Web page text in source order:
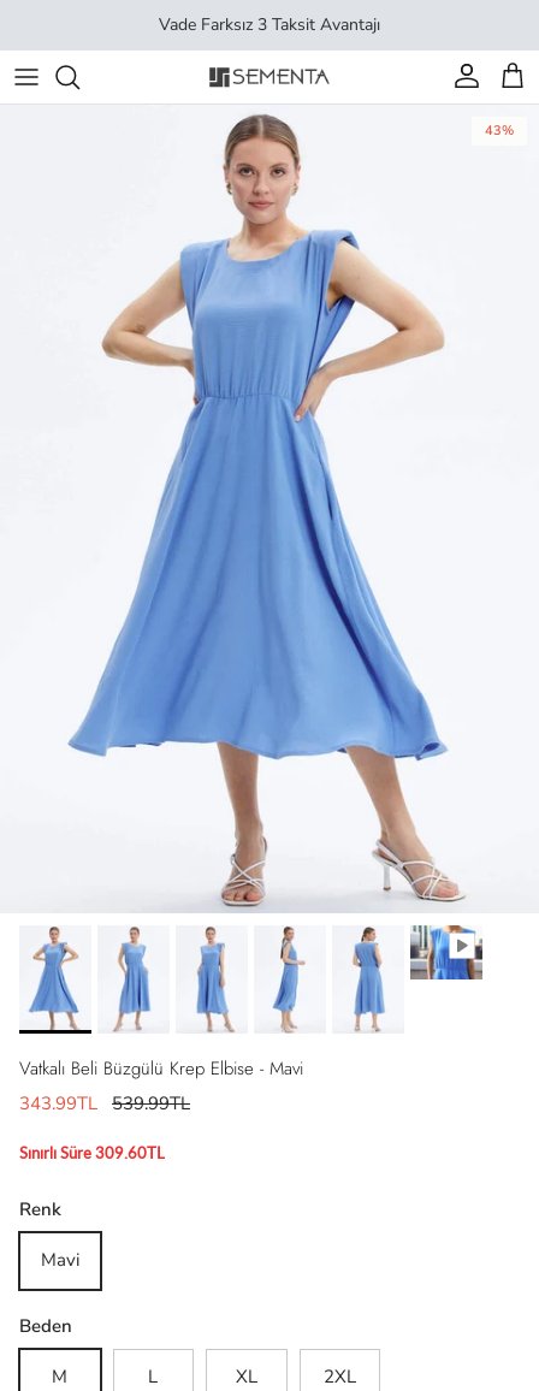
Vade Farksız 3 Taksit Avantajı
Hesap
43%
Vatkalı Beli Büzgülü Krep Elbise - Mavi
343.99TL 539.99TL
Sınırlı Süre 309.60TL
Renk
Mavi
Beden
M L XL 2XL